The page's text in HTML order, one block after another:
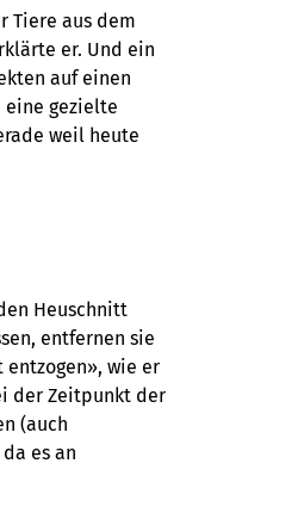
Tiere aus dem
er. Und ein
auf einen
eine gezielte
weil heute
Heuschnitt
entfernen sie
wie er
der Zeitpunkt der
(auch
es an